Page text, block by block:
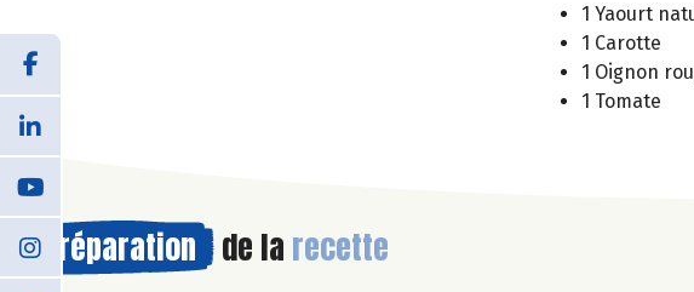
1 Yaourt
1 Carotte
1 Oignon
1 Tomate
Préparation de la recette